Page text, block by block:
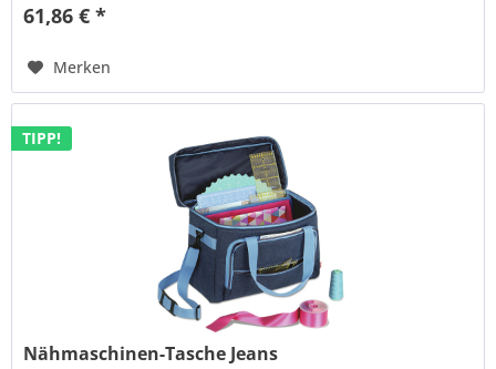
61,86 € *
Merken
TIPP!
Nähmaschinen-Tasche Jeans